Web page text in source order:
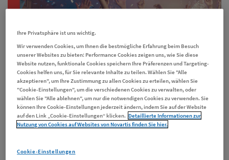
Ihre Privatsphäre ist uns wichtig.
Wir verwenden Cookies, um Ihnen die bestmögliche Erfahrung beim Besuch
unserer Websites zu bieten: Performance Cookies zeigen uns, wie Sie diese
Website nutzen, funktionale Cookies speichern Ihre Präferenzen und Targeting-
Cookies helfen uns, für Sie relevante Inhalte zu teilen. Wählen Sie "Alle
akzeptieren", um Ihre Zustimmung zu allen Cookies zu erteilen, wählen Sie
"Cookie-Einstellungen", um die verschiedenen Cookies zu verwalten, oder
wählen Sie "Alle ablehnen", um nur die notwendigen Cookies zu verwenden. Sie
können Ihre Cookie-Einstellungen jederzeit ändern, indem Sie auf der Website
auf den Link „Cookie-Einstellungen“ klicken. Detaillierte Informationen zur
Nutzung von Cookies auf Websites von Novartis finden Sie hier.
Cookie-Einstellungen